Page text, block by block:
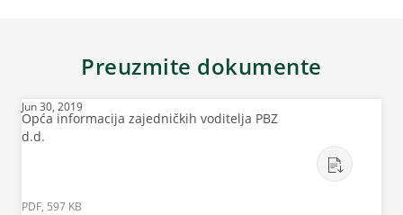
Preuzmite dokumente
Jun 30, 2019
Opća informacija zajedničkih voditelja PBZ
d.d.
PDF, 597 KB